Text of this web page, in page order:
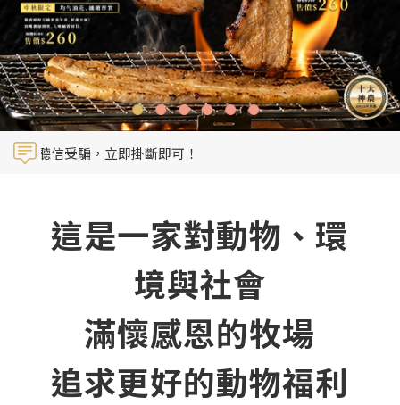
信受騙，立即掛斷即可！
這是一家對動物、環
境與社會
滿懷感恩的牧場
追求更好的動物福利